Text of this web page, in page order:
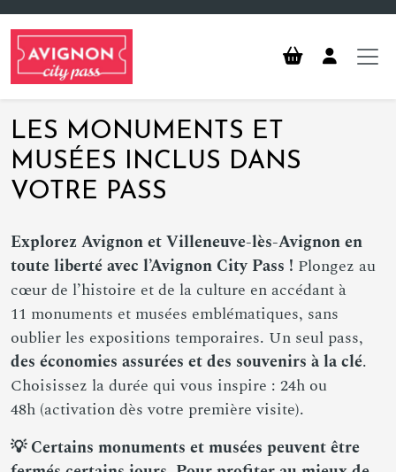
LES MONUMENTS ET
MUSÉES INCLUS DANS
VOTRE PASS
Explorez Avignon et Villeneuve-lès-Avignon en
toute liberté avec l’Avignon City Pass ! Plongez au
cœur de l’histoire et de la culture en accédant à
11 monuments et musées emblématiques, sans
oublier les expositions temporaires. Un seul pass,
des économies assurées et des souvenirs à la clé.
Choisissez la durée qui vous inspire : 24h ou
48h (activation dès votre première visite).
💡 Certains monuments et musées peuvent être